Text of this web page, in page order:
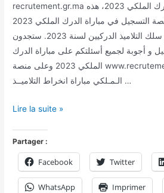
recrutement.gr.ma التسجيل في مباراة الدرك الملكي 2023، هذه
المنصة الالكترونية هي منصة التسجيل في مباراة الدرك الملكي 2023
وفي مباراة الانخراط في سلك التلاميذ الدركيين لسنة 2023. ستجدون
و أجوبة لجميع أسئلتكم على مباراة الدرك
الملكي 2023 وعلى منصة www.recrutement.gr.ma يـنظـم الـدرك
الـمـلكي مباراة انخراط التلاميــذ …
Lire la suite »
Partager :
Facebook Twitter
WhatsApp Imprimer